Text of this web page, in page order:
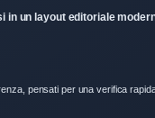
in un layout editoriale
pensati per una verifica